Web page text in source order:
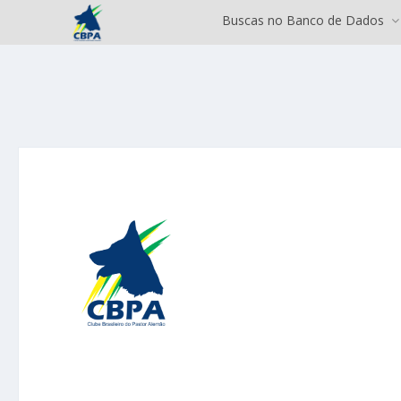
Buscas no Banco de Dados